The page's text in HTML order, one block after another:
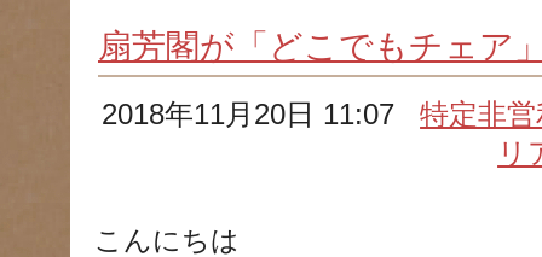
扇芳閣が「どこでもチェア
2018年11月20日 11:07特定非
リ
こんにちは